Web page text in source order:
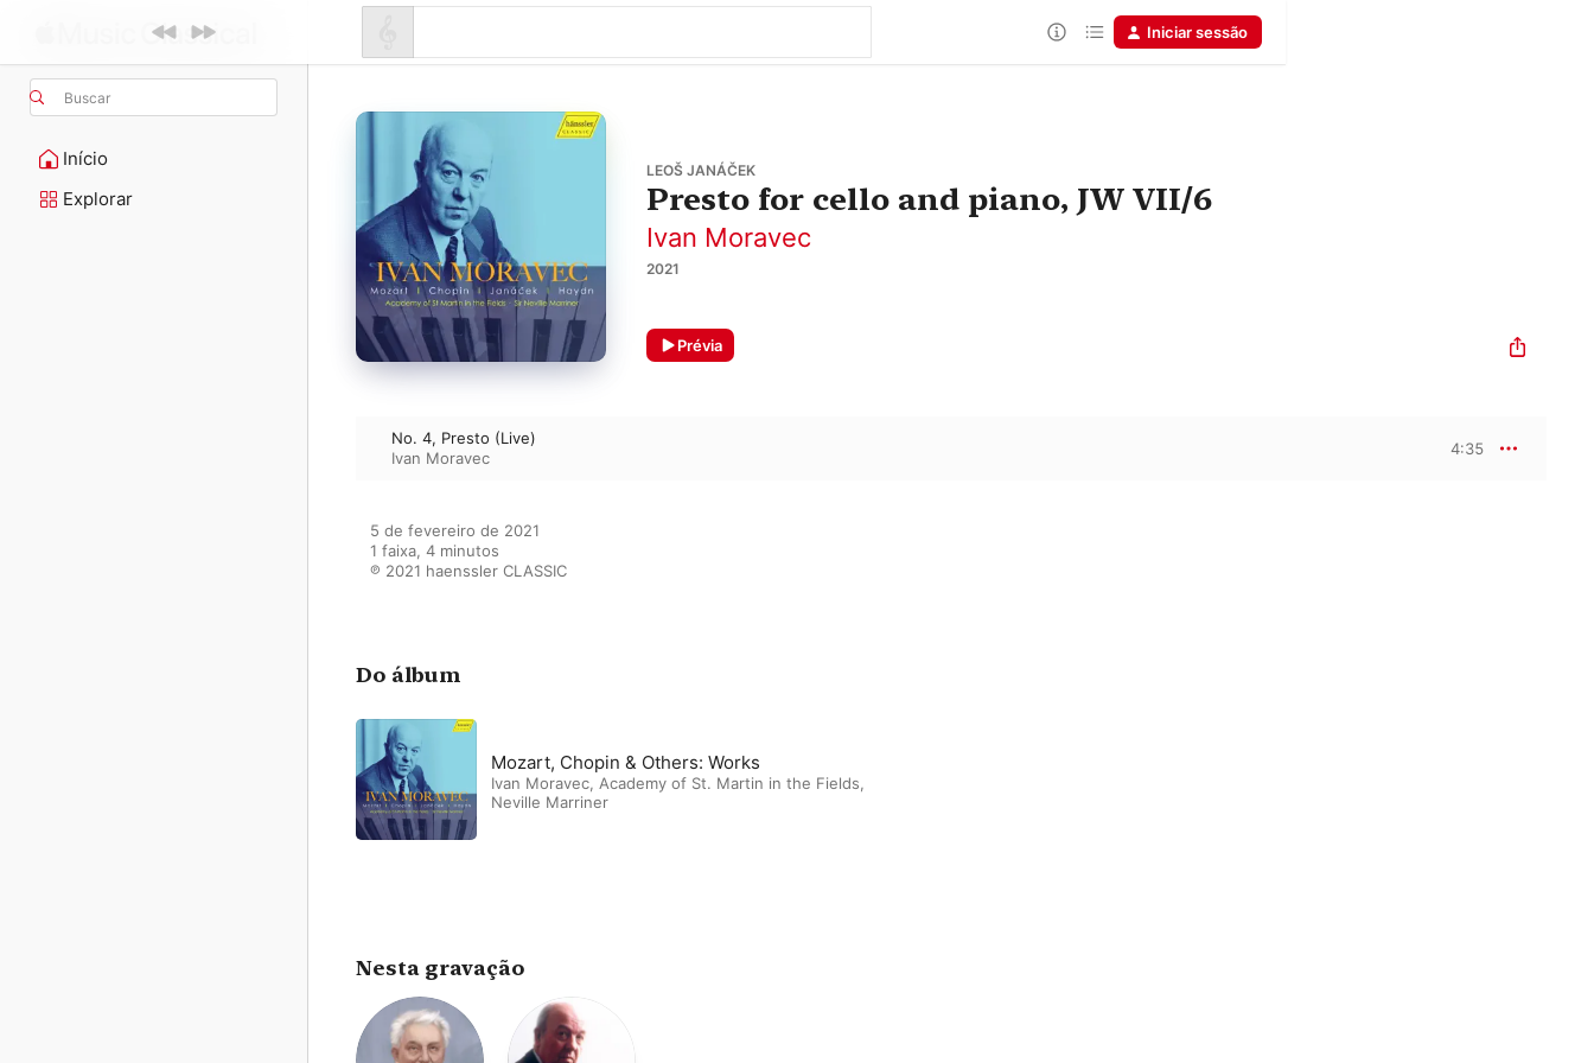
Buscar
Início
Explorar
Iniciar sessão
LEOŠ JANÁČEK
Presto for cello and piano, JW VII/6
Ivan Moravec
2021
Prévia
No. 4, Presto (Live)
Ivan Moravec
4:35
5 de fevereiro de 2021
1 faixa, 4 minutos
℗ 2021 haenssler CLASSIC
Do álbum
Mozart, Chopin & Others: Works
Ivan Moravec, Academy of St. Martin in the Fields,
Neville Marriner
Nesta gravação